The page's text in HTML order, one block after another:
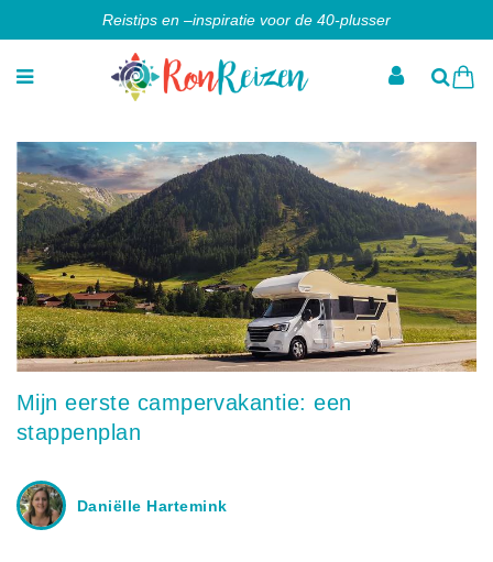
Reistips en –inspiratie voor de 40-plusser
Mijn eerste campervakantie: een
stappenplan
Daniëlle Hartemink